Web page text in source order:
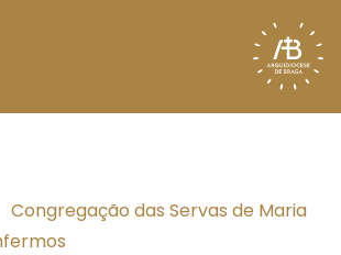
Congregação das Servas de Maria